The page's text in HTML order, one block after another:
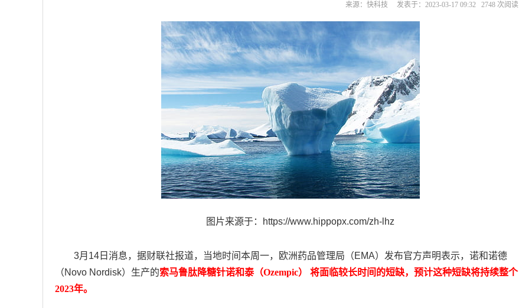
来源：快科技 发表于：2023-03-17 09:32 2748 次阅读
图片来源于：https://www.hippopx.com/zh-lhz
3月14日消息，据财联社报道，当地时间本周一，欧洲药品管理局（EMA）发布官方声明表示，诺和诺德
（Novo Nordisk）生产的索马鲁肽降糖针诺和泰（Ozempic） 将面临较长时间的短缺，预计这种短缺将持续整个
2023年。